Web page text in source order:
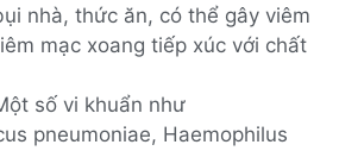
nhà, thức ăn, có thể gây viêm
mạc xoang tiếp xúc với chất
số vi khuẩn như
pneumoniae, Haemophilus